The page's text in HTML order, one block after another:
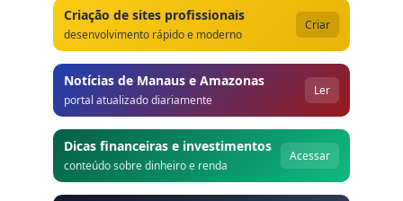
Criação de sites profissionais
desenvolvimento rápido e moderno
Criar
Notícias de Manaus e Amazonas
portal atualizado diariamente
Ler
Dicas financeiras e investimentos
conteúdo sobre dinheiro e renda
Acessar